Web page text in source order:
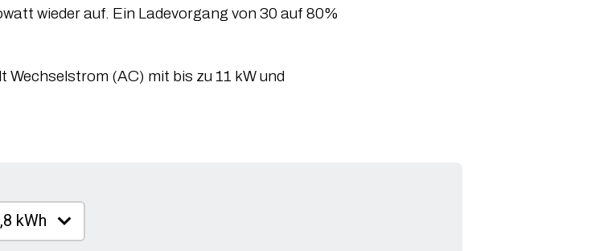
wieder auf. Ein Ladevorgang von 30 auf 80%
(AC) mit bis zu 11 kW und